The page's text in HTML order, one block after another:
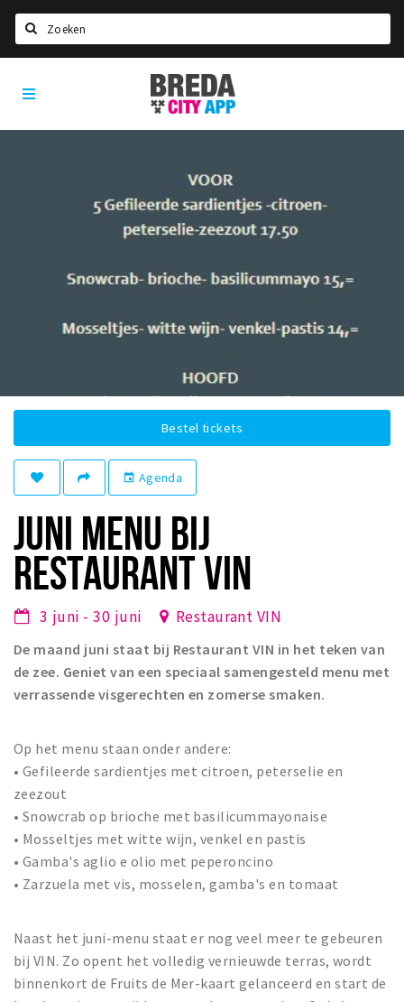
Home
Agenda
Nieuws, interviews & blogs
Slapen
Winkels
Parkeren
Musea, theaters & podia
Uitjes & activiteiten
Toeristische routes
Natuurgebieden
Baroniepoorten
Sport
Inloggen
Breda
City
App
Bestel tickets
event Agenda
JUNI MENU BIJ
RESTAURANT VIN
3 juni - 30 juni Restaurant VIN
De maand juni staat bij Restaurant VIN in het teken van
de zee. Geniet van een speciaal samengesteld menu met
verrassende visgerechten en zomerse smaken.
Op het menu staan onder andere:
• Gefileerde sardientjes met citroen, peterselie en
zeezout
• Snowcrab op brioche met basilicummayonaise
• Mosseltjes met witte wijn, venkel en pastis
• Gamba's aglio e olio met peperoncino
• Zarzuela met vis, mosselen, gamba's en tomaat
Naast het juni-menu staat er nog veel meer te gebeuren
bij VIN. Zo opent het volledig vernieuwde terras, wordt
binnenkort de Fruits de Mer-kaart gelanceerd en start de